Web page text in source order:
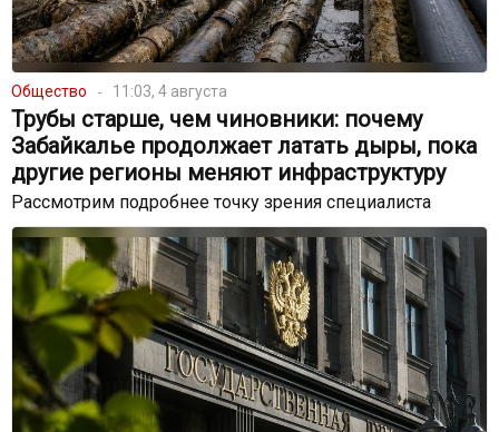
Общество 11:03, 4 августа
Трубы старше, чем чиновники: почему
Забайкалье продолжает латать дыры, пока
другие регионы меняют инфраструктуру
Рассмотрим подробнее точку зрения специалиста